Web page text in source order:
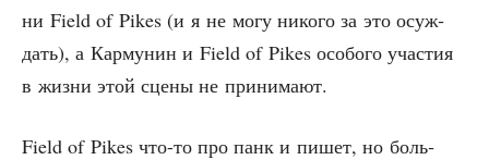
ни Field of Pikes (и я не могу нико­го за это осуж­
дать), а Кар­му­нин и Field of Pikes осо­бо­го уча­стия
в жиз­ни этой сце­ны не принимают.
Field of Pikes что-то про панк и пишет, но боль­